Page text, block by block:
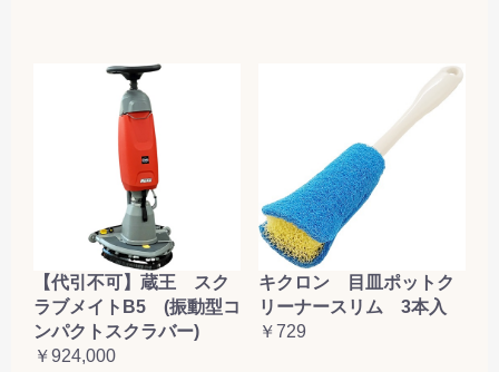
【代引不可】蔵王 スク
ラブメイトB5 (振動型コ
ンパクトスクラバー)
￥924,000
キクロン 目皿ポットク
リーナースリム 3本入
￥729